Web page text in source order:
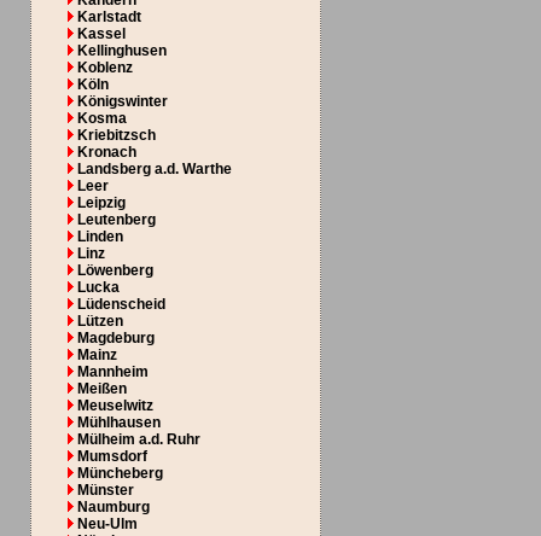
Karlstadt
Kassel
Kellinghusen
Koblenz
Köln
Königswinter
Kosma
Kriebitzsch
Kronach
Landsberg a.d. Warthe
Leer
Leipzig
Leutenberg
Linden
Linz
Löwenberg
Lucka
Lüdenscheid
Lützen
Magdeburg
Mainz
Mannheim
Meißen
Meuselwitz
Mühlhausen
Mülheim a.d. Ruhr
Mumsdorf
Müncheberg
Münster
Naumburg
Neu-Ulm